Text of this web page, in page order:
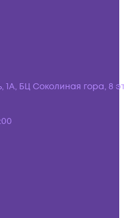
1А, БЦ Соколиная гора, 8